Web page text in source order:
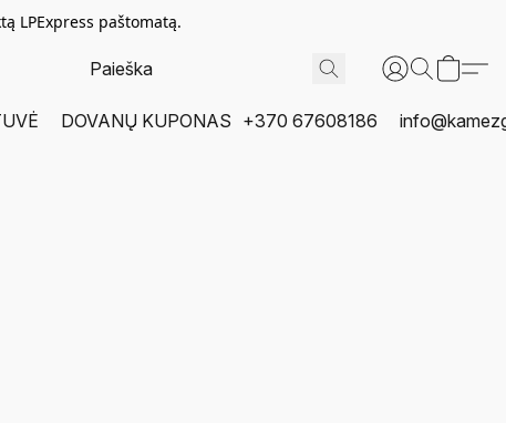
LPExpress paštomatą.
DOVANŲ KUPONAS +370 67608186